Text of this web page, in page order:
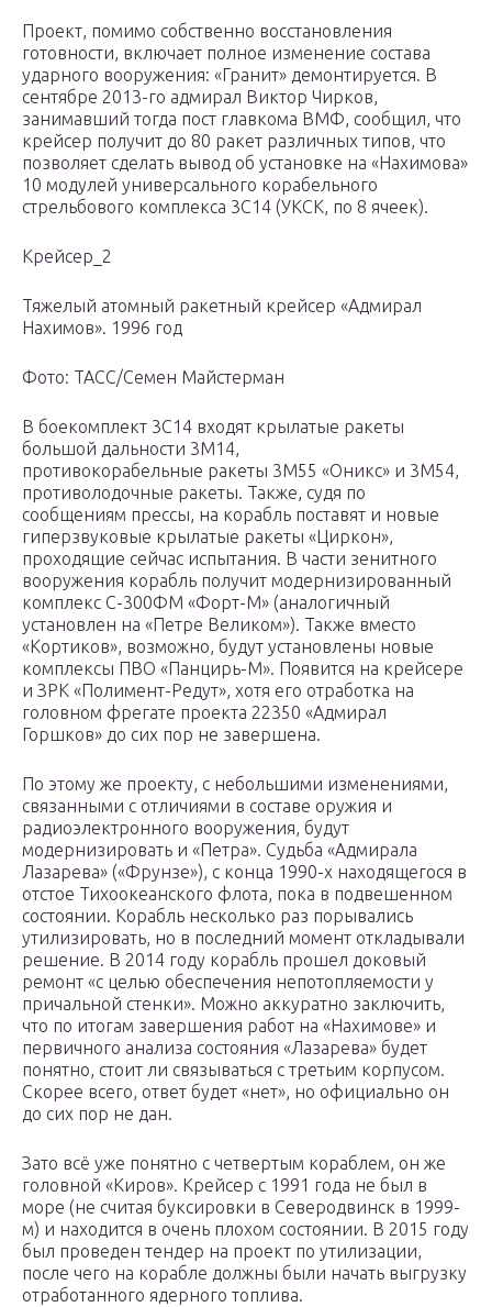
Проект, помимо собственно восстановления
готовности, включает полное изменение состава
ударного вооружения: «Гранит» демонтируется. В
сентябре 2013-го адмирал Виктор Чирков,
занимавший тогда пост главкома ВМФ, сообщил, что
крейсер получит до 80 ракет различных типов, что
позволяет сделать вывод об установке на «Нахимова»
10 модулей универсального корабельного
стрельбового комплекса 3С14 (УКСК, по 8 ячеек).
Крейсер_2
Тяжелый атомный ракетный крейсер «Адмирал
Нахимов». 1996 год
Фото: ТАСС/Семен Майстерман
В боекомплект 3С14 входят крылатые ракеты
большой дальности 3М14,
противокорабельные ракеты 3М55 «Оникс» и 3М54,
противолодочные ракеты. Также, судя по
сообщениям прессы, на корабль поставят и новые
гиперзвуковые крылатые ракеты «Циркон»,
проходящие сейчас испытания. В части зенитного
вооружения корабль получит модернизированный
комплекс С-300ФМ «Форт-М» (аналогичный
установлен на «Петре Великом»). Также вместо
«Кортиков», возможно, будут установлены новые
комплексы ПВО «Панцирь-М». Появится на крейсере
и ЗРК «Полимент-Редут», хотя его отработка на
головном фрегате проекта 22350 «Адмирал
Горшков» до сих пор не завершена.
По этому же проекту, с небольшими изменениями,
связанными с отличиями в составе оружия и
радиоэлектронного вооружения, будут
модернизировать и «Петра». Судьба «Адмирала
Лазарева» («Фрунзе»), с конца 1990-х находящегося в
отстое Тихоокеанского флота, пока в подвешенном
состоянии. Корабль несколько раз порывались
утилизировать, но в последний момент откладывали
решение. В 2014 году корабль прошел доковый
ремонт «с целью обеспечения непотопляемости у
причальной стенки». Можно аккуратно заключить,
что по итогам завершения работ на «Нахимове» и
первичного анализа состояния «Лазарева» будет
понятно, стоит ли связываться с третьим корпусом.
Скорее всего, ответ будет «нет», но официально он
до сих пор не дан.
Зато всё уже понятно с четвертым кораблем, он же
головной «Киров». Крейсер с 1991 года не был в
море (не считая буксировки в Северодвинск в 1999-
м) и находится в очень плохом состоянии. В 2015 году
был проведен тендер на проект по утилизации,
после чего на корабле должны были начать выгрузку
отработанного ядерного топлива.